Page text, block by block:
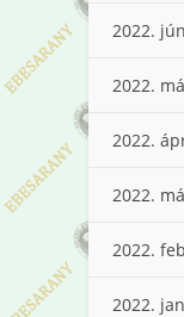
2022.
2022.
2022.
2022.
2022.
2022.